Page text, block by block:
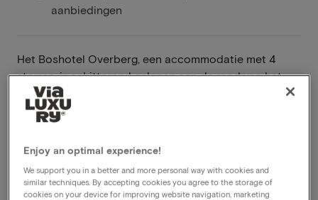
aanbiedingen
Het Boshotel Overberg, een accommodatie met 4
sterren, is schitterend gelegen aan de rand van het
Nationaal Park Utrechtse Heuvelrug, in het charmante
plaatsje Overberg, net buiten Veenendaal. Tijdens je
verblijf in dit hotel word je omgeven door prachtige
natuur en heb je talloze mogelijkheden om de
omgeving te verkennen.
Lees meer
Enjoy an optimal experience!
We support you in a better and more personal way with cookies and
similar techniques. By accepting cookies you agree to the storage of
cookies on your device for improving website navigation, marketing